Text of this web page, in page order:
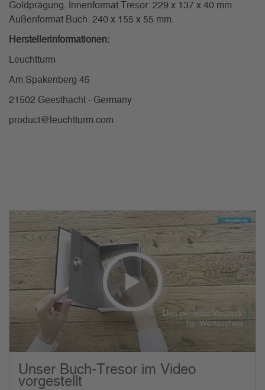
Goldprägung. Innenformat Tresor: 229 x 137 x 40 mm.
Außenformat Buch: 240 x 155 x 55 mm.
Herstellerinformationen:
Leuchtturm
Am Spakenberg 45
21502 Geesthacht - Germany
product@leuchtturm.com
Unser Buch-Tresor im Video
vorgestellt